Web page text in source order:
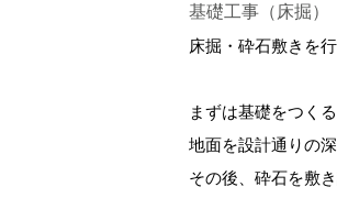
基礎工事（床掘）
床掘・砕石敷きを
まずは基礎をつくる
地面を設計通りの
その後、砕石を敷